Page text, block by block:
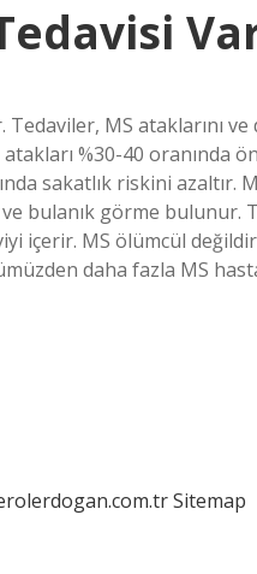
MS ataklarını
%30-40 oranında
sakatlık riskini azaltır.
bulanık görme bulunur.
içerir. MS ölümcül
daha fazla MS
Sitemap